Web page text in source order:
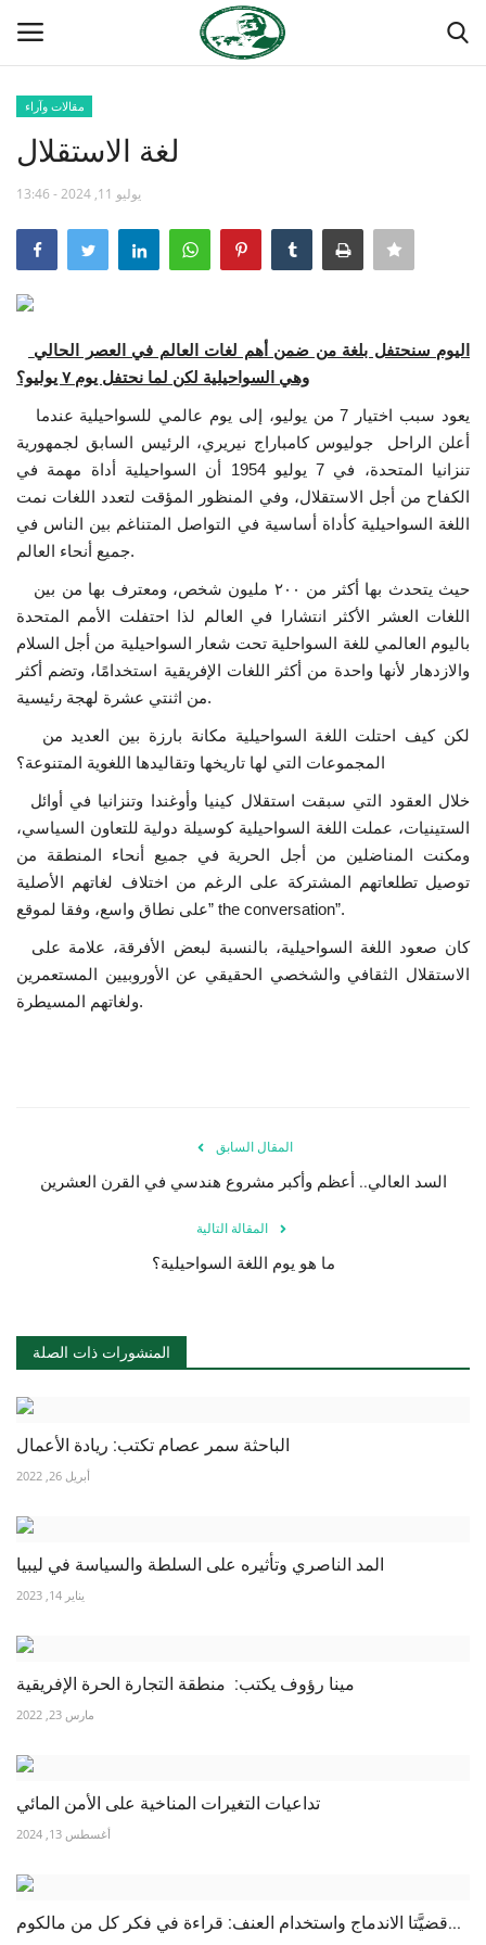
الصفحة الرئيسية
مدرسة الطليعة الوطنية
منتدى ناصر الدولي
حركة ناصر الشبابية
مصر
فريق العمل
إرث جمال عبدالناصر
شروط وأحكام منحة ناصر للقيادة الدولية
منحة ناصر للقيادة الدولية
مرجعياتنا
المواطن العالمي
الرواد
فرص
Gallery
مقالات وآراء
لغة الاستقلال
يوليو 11, 2024 - 13:46
وهي السواحيلية لكن لما نحتفل يوم ٧ يوليو؟
أعلن الراحل جوليوس كامباراج نيريري، الرئيس السابق لجمهورية
تنزانيا المتحدة، في 7 يوليو 1954 أن السواحيلية أداة مهمة في
الكفاح من أجل الاستقلال، وفي المنظور المؤقت لتعدد اللغات نمت
اللغة السواحيلية كأداة أساسية في التواصل المتناغم بين الناس في
جميع أنحاء العالم.
اللغات العشر الأكثر انتشارا في العالم لذا احتفلت الأمم المتحدة
باليوم العالمي للغة السواحلية تحت شعار السواحيلية من أجل السلام
والازدهار لأنها واحدة من أكثر اللغات الإفريقية استخدامًا، وتضم أكثر
من اثنتي عشرة لهجة رئيسية.
المجموعات التي لها تاريخها وتقاليدها اللغوية المتنوعة؟
الستينيات، عملت اللغة السواحيلية كوسيلة دولية للتعاون السياسي،
ومكنت المناضلين من أجل الحرية في جميع أنحاء المنطقة من
توصيل تطلعاتهم المشتركة على الرغم من اختلاف لغاتهم الأصلية
على نطاق واسع، وفقا لموقع” the conversation”.
الاستقلال الثقافي والشخصي الحقيقي عن الأوروبيين المستعمرين
ولغاتهم المسيطرة.
المقال السابق
السد العالي.. أعظم وأكبر مشروع هندسي في القرن العشرين
المقالة التالية
ما هو يوم اللغة السواحيلية؟
المنشورات ذات الصلة
الباحثة سمر عصام تكتب: ريادة الأعمال
أبريل 26, 2022
المد الناصري وتأثيره على السلطة والسياسة في ليبيا
يناير 14, 2023
مينا رؤوف يكتب: منطقة التجارة الحرة الإفريقية
مارس 23, 2022
تداعيات التغيرات المناخية على الأمن المائي
أغسطس 13, 2024
قضيَّتا الاندماج واستخدام العنف: قراءة في فكر كل من مالكوم...